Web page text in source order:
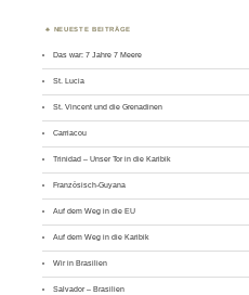
NEUESTE BEITRÄGE
Das war: 7 Jahre 7 Meere
St. Lucia
St. Vincent und die Grenadinen
Carriacou
Trinidad – Unser Tor in die Karibik
Französisch-Guyana
Auf dem Weg in die EU
Auf dem Weg in die Karibik
Wir in Brasilien
Salvador – Brasilien